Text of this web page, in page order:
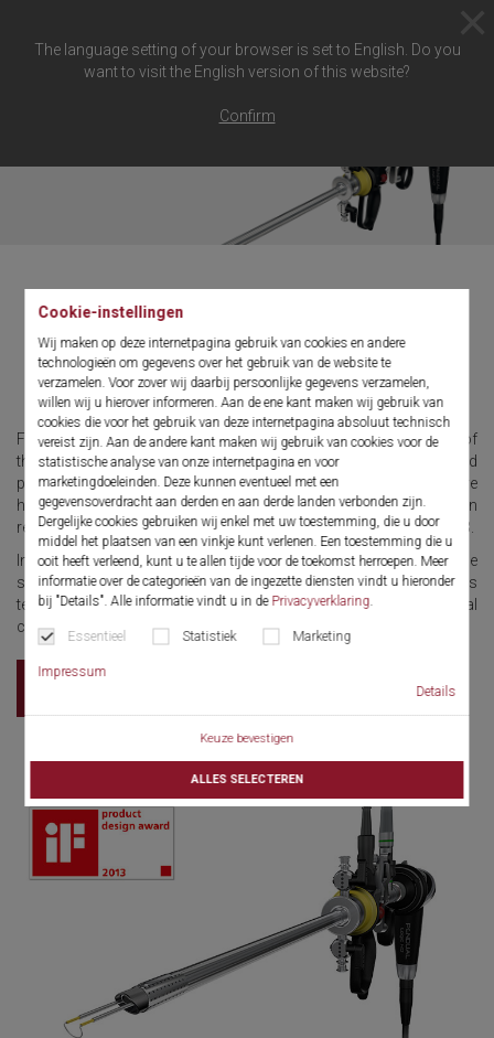
Cookie-instellingen
Wij maken op deze internetpagina gebruik van cookies en andere
technologieën om gegevens over het gebruik van de website te
verzamelen. Voor zover wij daarbij persoonlijke gegevens verzamelen,
willen wij u hierover informeren. Aan de ene kant maken wij gebruik van
cookies die voor het gebruik van deze internetpagina absoluut technisch
vereist zijn. Aan de andere kant maken wij gebruik van cookies voor de
statistische analyse van onze internetpagina en voor
marketingdoeleinden. Deze kunnen eventueel met een
gegevensoverdracht aan derden en aan derde landen verbonden zijn.
Dergelijke cookies gebruiken wij enkel met uw toestemming, die u door
middel het plaatsen van een vinkje kunt verlenen. Een toestemming die u
ooit heeft verleend, kunt u te allen tijde voor de toekomst herroepen. Meer
informatie over de categorieën van de ingezette diensten vindt u hieronder
bij "Details". Alle informatie vindt u in de Privacyverklaring.
Essentieel Statistiek Marketing
Impressum
Details
Keuze bevestigen
ALLES SELECTEREN
The language setting of your browser is set to English. Do you
want to visit the English version of this website?
Confirm
SHARK
Precision with bite
Functional, precise, and efficient, these are the characteristics of
the "SHARK" resectoscope. The ergonomically designed and
perfectly coordinated overall system impresses with intuitive
handling, control and safety. These exceptional criteria have been
recognised by the conferral of an iF product design award in 2013.
Intuition as operating principle – joining and separating of the
system elements occurs uniformly via snap-on couplings. This
technology enables the user to conveniently fit the individual
components together.